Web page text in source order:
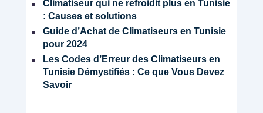
Climatiseur qui ne refroidit plus en Tunisie
: Causes et solutions
Guide d’Achat de Climatiseurs en Tunisie
pour 2024
Les Codes d’Erreur des Climatiseurs en
Tunisie Démystifiés : Ce que Vous Devez
Savoir